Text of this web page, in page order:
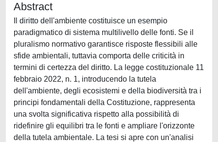
Abstract
Il diritto dell'ambiente costituisce un esempio
paradigmatico di sistema multilivello delle fonti. Se il
pluralismo normativo garantisce risposte flessibili alle
sfide ambientali, tuttavia comporta delle criticità in
termini di certezza del diritto. La legge costituzionale 11
febbraio 2022, n. 1, introducendo la tutela
dell'ambiente, degli ecosistemi e della biodiversità tra i
principi fondamentali della Costituzione, rappresenta
una svolta significativa rispetto alla possibilità di
ridefinire gli equilibri tra le fonti e ampliare l'orizzonte
della tutela ambientale. La tesi si apre con un'analisi